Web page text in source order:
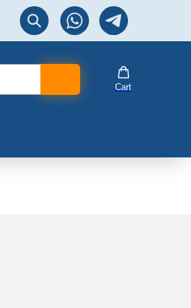
Перезвоните мне!
Cart